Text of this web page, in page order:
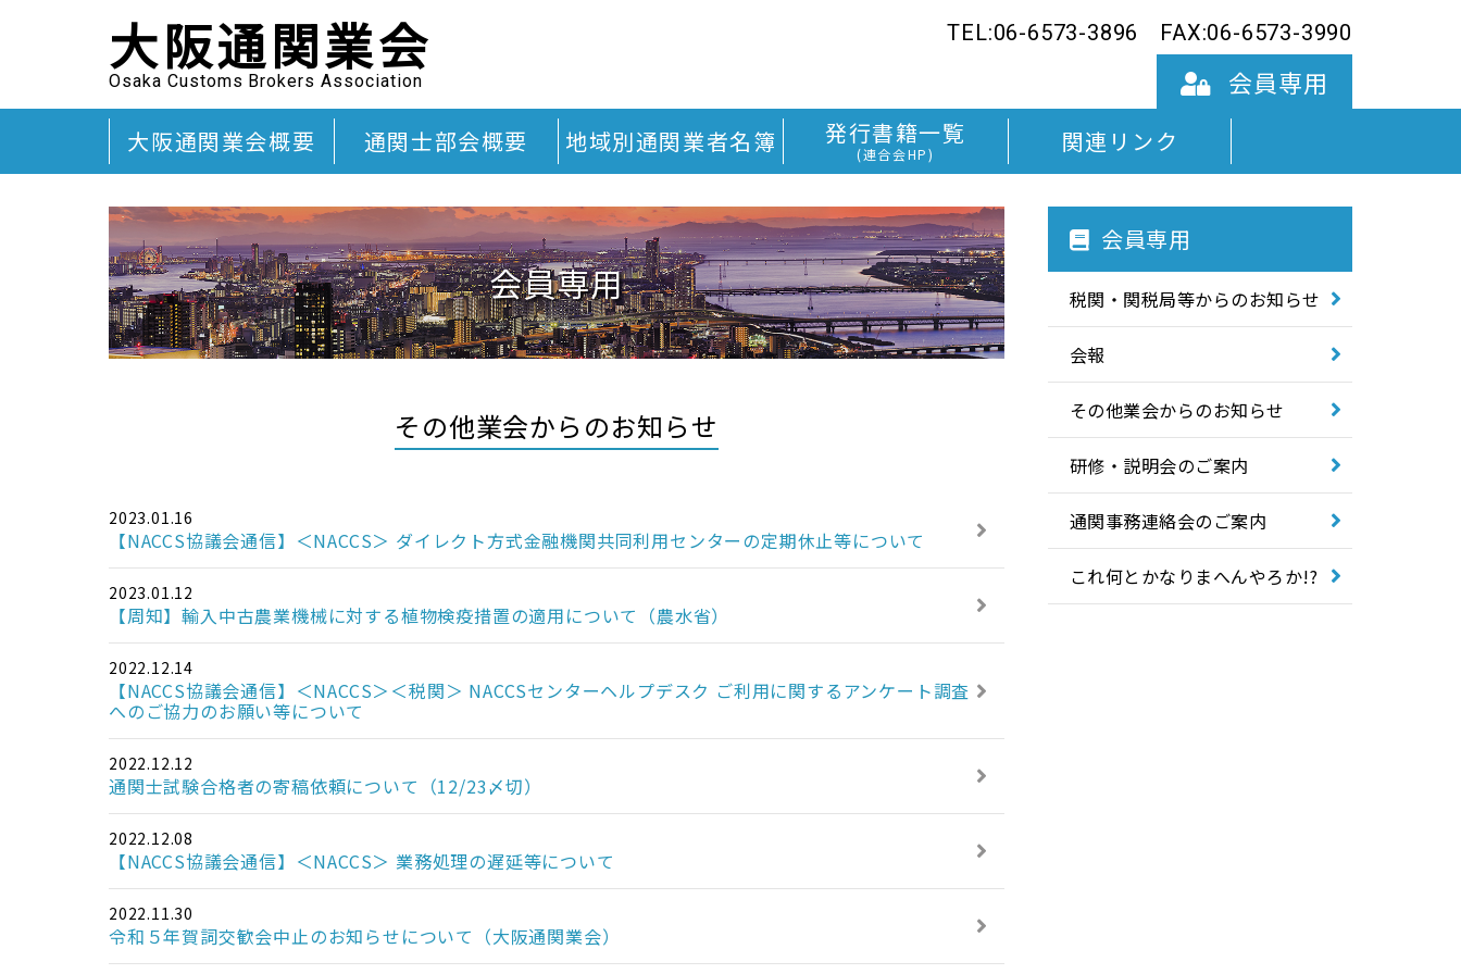
大阪通関業会
Osaka Customs Brokers Association
TEL:06-6573-3896 FAX:06-6573-3990
会員専用
大阪通関業会概要 通関士部会概要 地域別通関業者名簿 発行書籍一覧
(連合会HP) 関連リンク
会員専用
その他業会からのお知らせ
2023.01.16
【NACCS協議会通信】＜NACCS＞ ダイレクト方式金融機関共同利用センターの定期休止等について
2023.01.12
【周知】輸入中古農業機械に対する植物検疫措置の適用について（農水省）
2022.12.14
【NACCS協議会通信】＜NACCS＞＜税関＞ NACCSセンターヘルプデスク ご利用に関するアンケート調査
へのご協力のお願い等について
2022.12.12
通関士試験合格者の寄稿依頼について（12/23〆切）
2022.12.08
【NACCS協議会通信】＜NACCS＞ 業務処理の遅延等について
2022.11.30
令和５年賀詞交歓会中止のお知らせについて（大阪通関業会）
会員専用
税関・関税局等からのお知らせ
令和7年度
令和6年度
令和5年度
令和4年度
令和3年度
会報
その他業会からのお知らせ
研修・説明会のご案内
通関事務連絡会のご案内
これ何とかなりまへんやろか!?